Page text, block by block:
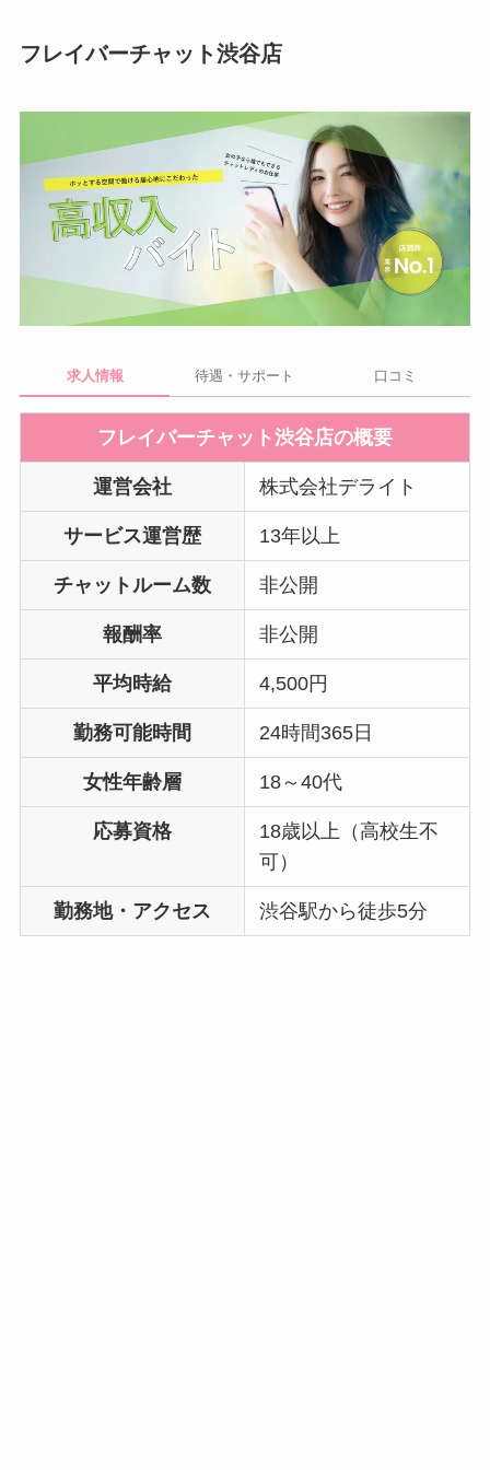
フレイバーチャット渋谷店
求人情報 待遇・サポート 口コミ
フレイバーチャット渋谷店の概要
運営会社 株式会社デライト
サービス運営歴 13年以上
チャットルーム数 非公開
報酬率 非公開
平均時給 4,500円
勤務可能時間 24時間365日
女性年齢層 18～40代
応募資格
18歳以上（高校生不
可）
勤務地・アクセス 渋谷駅から徒歩5分